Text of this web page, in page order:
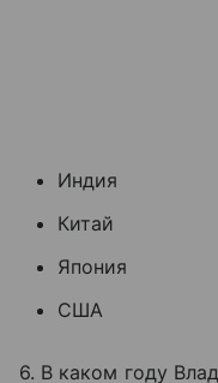
Индия
Китай
Япония
США
6. В каком году